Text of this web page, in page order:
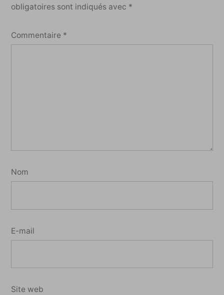
obligatoires sont indiqués avec *
Commentaire *
Nom
E-mail
Site web